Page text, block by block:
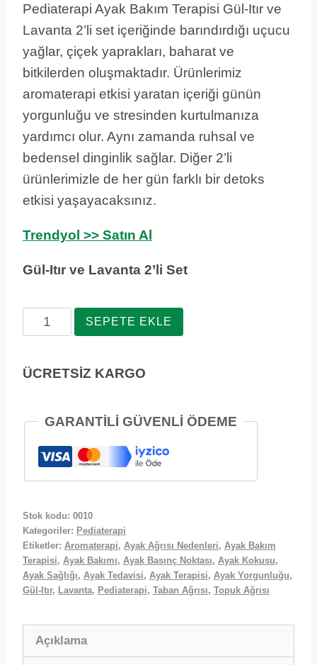
Pediaterapi Ayak Bakım Terapisi Gül-Itır ve
Lavanta 2’li set içeriğinde barındırdığı uçucu
yağlar, çiçek yaprakları, baharat ve
bitkilerden oluşmaktadır. Ürünlerimiz
aromaterapi etkisi yaratan içeriği günün
yorgunluğu ve stresinden kurtulmanıza
yardımcı olur. Aynı zamanda ruhsal ve
bedensel dinginlik sağlar. Diğer 2’li
ürünlerimizle de her gün farklı bir detoks
etkisi yaşayacaksınız.
Trendyol >> Satın Al
Gül-Itır ve Lavanta 2’li Set
Gül-
Itır
Lavanta
Set
adet
SEPETE EKLE
ÜCRETSİZ KARGO
GARANTİLİ GÜVENLİ ÖDEME
Stok kodu: 0010
Kategoriler: Pediaterapi
Etiketler: Aromaterapi, Ayak Ağrısı Nedenleri, Ayak Bakım
Terapisi, Ayak Bakımı, Ayak Basınç Noktası, Ayak Kokusu,
Ayak Sağlığı, Ayak Tedavisi, Ayak Terapisi, Ayak Yorgunluğu,
Gül-Itır, Lavanta, Pediaterapi, Taban Ağrısı, Topuk Ağrısı
Açıklama